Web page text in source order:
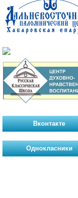
Вконтакте
Однокласники